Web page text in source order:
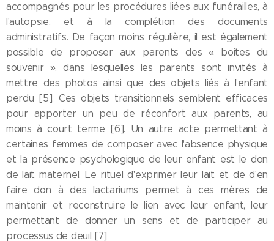
accompagnés pour les procédures liées aux funérailles, à
l'autopsie, et à la complétion des documents
administratifs. De façon moins régulière, il est également
possible de proposer aux parents des « boites du
souvenir », dans lesquelles les parents sont invités à
mettre des photos ainsi que des objets liés à l'enfant
perdu [5]. Ces objets transitionnels semblent efficaces
pour apporter un peu de réconfort aux parents, au
moins à court terme [6]. Un autre acte permettant à
certaines femmes de composer avec l'absence physique
et la présence psychologique de leur enfant est le don
de lait maternel. Le rituel d'exprimer leur lait et de d'en
faire don à des lactariums permet à ces mères de
maintenir et reconstruire le lien avec leur enfant, leur
permettant de donner un sens et de participer au
processus de deuil [7]